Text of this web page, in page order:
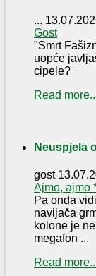
...
Gost
"Smrt
uopće
cipele?
Read
Neuspjela
gost
Ajmo, ajmo
Pa onda
navijača
kolone je
megafon ...
Read